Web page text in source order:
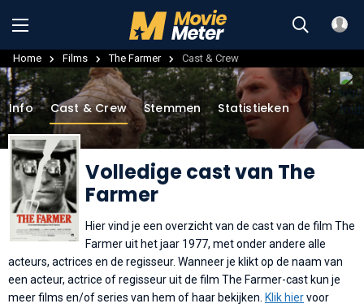
Home Films The Farmer Cast & Crew
Volledige cast van The
Farmer
Info Cast & Crew Stemmen Statistieken
Hier vind je een overzicht van de cast van de film The
Farmer uit het jaar 1977, met onder andere alle
acteurs, actrices en de regisseur. Wanneer je klikt op de naam van
een acteur, actrice of regisseur uit de film The Farmer-cast kun je
meer films en/of series van hem of haar bekijken. Klik hiervoor